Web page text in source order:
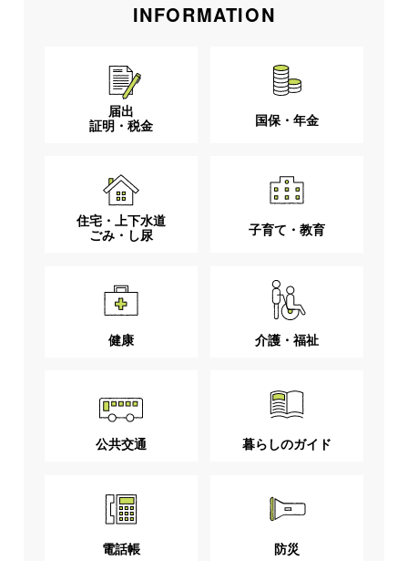
INFORMATION
届出
証明・税金
国保・年金
住宅・上下水道
ごみ・し尿
子育て・教育
健康 介護・福祉
公共交通 暮らしのガイド
電話帳 防災